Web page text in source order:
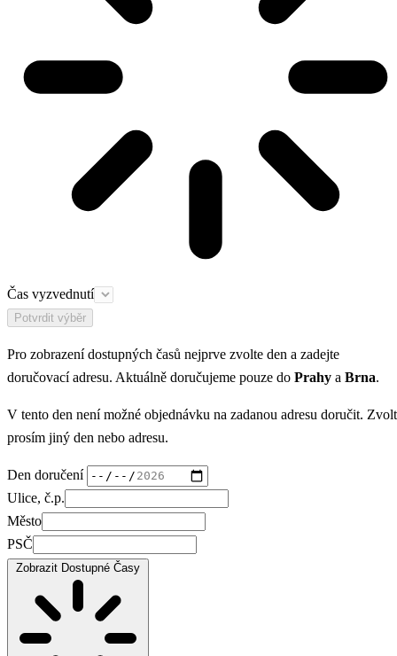
Čas vyzvednutí
Potvrdit výběr
Pro zobrazení dostupných časů nejprve zvolte den a zadejte
doručovací adresu. Aktuálně doručujeme pouze do Prahy a Brna.
V tento den není možné objednávku na zadanou adresu doručit.
prosím jiný den nebo adresu.
Den doručení
Ulice, č.p.
Město
PSČ
Zobrazit Dostupné Časy